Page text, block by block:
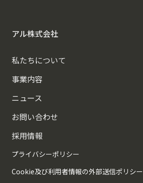
アル株式会社
私たちについて
事業内容
ニュース
お問い合わせ
採用情報
プライバシーポリシー
Cookie及び利用者情報の外部送信ポリシー